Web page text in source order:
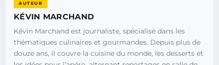
AUTEUR
KÉVIN MARCHAND
Kévin Marchand est journaliste, spécialisé dans les
thématiques culinaires et gourmandes. Depuis plus de
douze ans, il couvre la cuisine du monde, les desserts et